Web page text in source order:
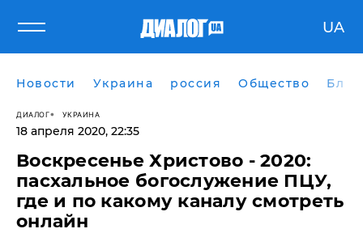
UA
Новости Украина россия Общество
ДИАЛОГ УКРАИНА
18 апреля 2020, 22:35
Воскресенье Христово - 2020:
пасхальное богослужение ПЦУ,
где и по какому каналу смотреть
онлайн